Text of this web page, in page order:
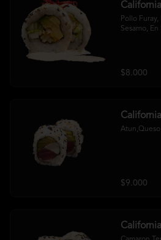
Pollo Furay,
Sesamo,
$8.000
Atun,Queso
$9.000